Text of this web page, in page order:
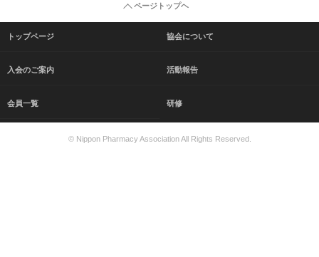
ページトップヘ
トップページ 協会について
入会のご案内 活動報告
会員一覧 研修
© Nippon Pharmacy Association All Rights Reserved.